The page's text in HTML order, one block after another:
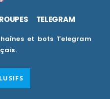
TELEGRAM
et bots Telegram